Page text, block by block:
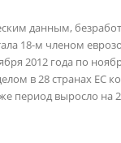
данным,
18-м членом
2012 года по
в 28 странах ЕС
период выросло на